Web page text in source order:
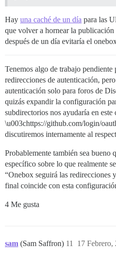
Hay una caché de un día para las
que volver a hornear la publicación
después de un día evitaría el
Tenemos algo de trabajo pendiente
redirecciones de autenticación,
autenticación solo para foros de
quizás expandir la configuración
subdirectorios nos ayudaría en este
\u003chttps://github.com/login/
discutiremos internamente al
Probablemente también sea bueno
específico sobre lo que realmente
“Onebox seguirá las redirecciones
final coincide con esta
4 Me gusta
sam (Sam Saffron) 17 Febrero,
11